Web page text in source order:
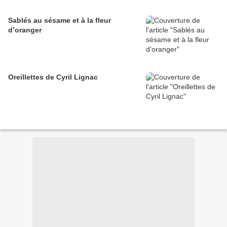
Sablés au sésame et à la fleur
d’oranger
Oreillettes de Cyril Lignac